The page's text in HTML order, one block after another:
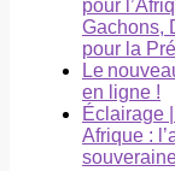
pour
Gachons,
pour la
Le
en ligne !
Éclairage
Afrique :